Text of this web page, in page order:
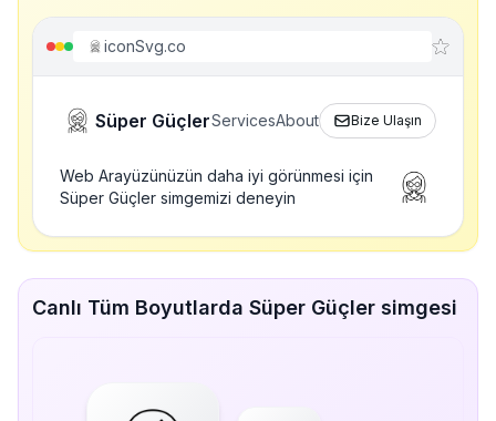
iconSvg.co
Süper GüçlerServicesAbout Bize Ulaşın
Web Arayüzünüzün daha iyi görünmesi için
Süper Güçler simgemizi deneyin
Canlı Tüm Boyutlarda Süper Güçler simgesi